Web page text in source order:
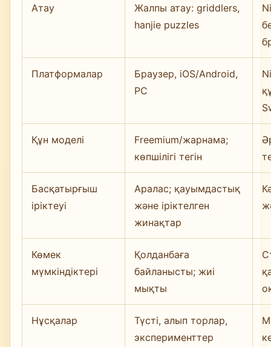
Атау
Жалпы атау: griddlers,
hanjie puzzles
Платформалар
Браузер, iOS/Android,
PC
Құн моделі
Freemium/жарнама;
көпшілігі тегін
Басқатырғыш
іріктеуі
Аралас; қауымдастық
және іріктелген
жинақтар
Көмек
мүмкіндіктері
Қолданбаға
байланысты; жиі
мықты
Нұсқалар
Түсті, алып торлар,
эксперименттер